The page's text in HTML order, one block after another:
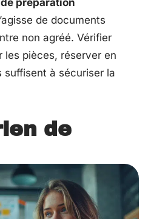
de documents
non agréé. Vérifier
les pièces, réserver en
suffisent à sécuriser la
de